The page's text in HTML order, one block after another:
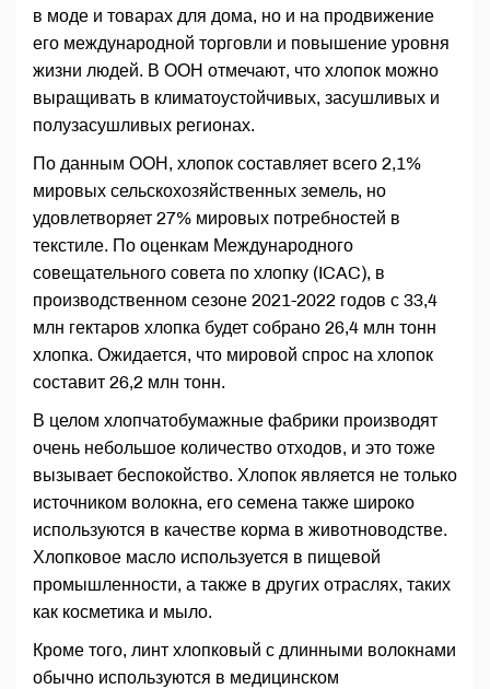
в моде и товарах для дома, но и на продвижение
его международной торговли и повышение уровня
жизни людей. В ООН отмечают, что хлопок можно
выращивать в климатоустойчивых, засушливых и
полузасушливых регионах.
По данным ООН, хлопок составляет всего 2,1%
мировых сельскохозяйственных земель, но
удовлетворяет 27% мировых потребностей в
текстиле. По оценкам Международного
совещательного совета по хлопку (ICAC), в
производственном сезоне 2021-2022 годов с 33,4
млн гектаров хлопка будет собрано 26,4 млн тонн
хлопка. Ожидается, что мировой спрос на хлопок
составит 26,2 млн тонн.
В целом хлопчатобумажные фабрики производят
очень небольшое количество отходов, и это тоже
вызывает беспокойство. Хлопок является не только
источником волокна, его семена также широко
используются в качестве корма в животноводстве.
Хлопковое масло используется в пищевой
промышленности, а также в других отраслях, таких
как косметика и мыло.
Кроме того, линт хлопковый с длинными волокнами
обычно используются в медицинском